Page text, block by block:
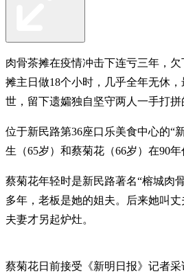
肉骨茶摊在疫情冲击下连亏三年，
摊主日做18个小时，几乎全年无休
世，留下遗孀独自坚守两人一手打拼
位于新民路第36座口乐美食中心的“
生（65岁）和蔡菊花（66岁）在90年
蔡菊花年轻时是新民路著名“榕城肉
多年，老板是她的姐夫。后来她叫丈
夫妻才另起炉灶。
蔡菊花日前接受《新明日报》记者采